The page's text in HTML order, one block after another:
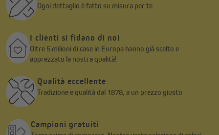
Ogni dettaglio è fatto su misura per te
I clienti si fidano di noi
Oltre 5 milioni di case in Europa hanno già scelto e
apprezzato la nostra qualità!
Qualità eccellente
Tradizione e qualità dal 1878, a un prezzo giusto
Campioni gratuiti